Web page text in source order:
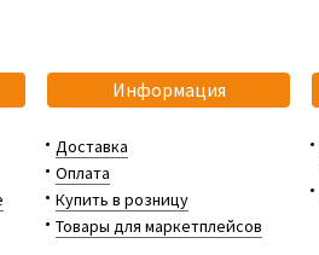
Информация
Доставка
Оплата
Купить в розницу
Товары для маркетплейсов